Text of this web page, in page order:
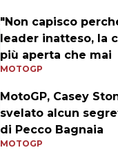
"Non capisco
leader inatteso, la
più aperta che mai
MOTOGP
MotoGP, Casey
svelato alcun
di Pecco Bagnaia
MOTOGP